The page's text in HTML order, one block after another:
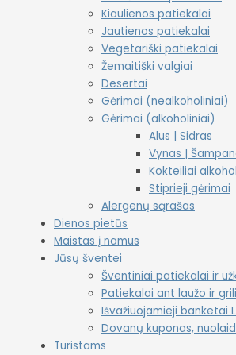
Kiaulienos patiekalai
Jautienos patiekalai
Vegetariški patiekalai
Žemaitiški valgiai
Desertai
Gėrimai (nealkoholiniai)
Gėrimai (alkoholiniai)
Alus | Sidras
Vynas |
Kokteiliai
Stiprieji gėrimai
Alergenų sąrašas
Dienos pietūs
Maistas į namus
Jūsų šventei
Šventiniai patiekalai ir
Patiekalai ant laužo ir
Išvažiuojamieji banketai
Dovanų kuponas,
Turistams